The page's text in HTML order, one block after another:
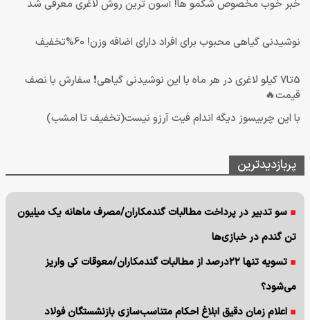
خبر خوب مخصوص شکمو ها! آسون ترین روش لاغری معرفی شد
نوشیدنی گیاهی محبوب برای افراد دارای اضافه وزن! 60%تخفیف
5تا7 کیلو لاغری در هر ماه با این نوشیدنی گیاهی❗ سفارش با نصف
قیمت🔥
با این چربیسوز دیگه اندام فیت آرزو نیست(تخفیف تا امشب)
پربازدیدترین
سو تدبیر در پرداخت مطالبات گندمکاران/مصرف ماهانه یک میلیون
تن گندم در خبازی‌ها
تسویه تنها ۲۲درصد از مطالبات گندمکاران/معوقات کی واریز
می‌شود؟
اعلام زمان دقیق ابلاغ احکام متناسب‌سازی بازنشستگان فولاد